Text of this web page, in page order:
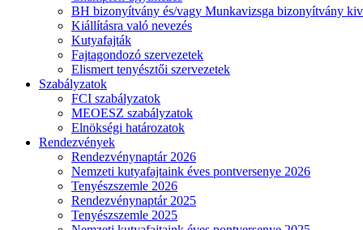
BH bizonyítvány és/vagy Munkavizsga bizonyítvány
Kiállításra való nevezés
Kutyafajták
Fajtagondozó szervezetek
Elismert tenyésztői szervezetek
Szabályzatok
FCI szabályzatok
MEOESZ szabályzatok
Elnökségi határozatok
Rendezvények
Rendezvénynaptár 2026
Nemzeti kutyafajtaink éves pontversenye 2026
Tenyészszemle 2026
Rendezvénynaptár 2025
Tenyészszemle 2025